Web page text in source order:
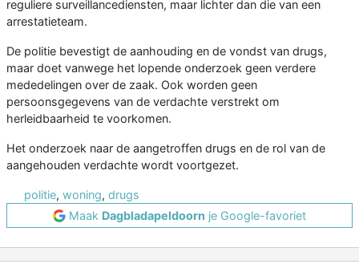
reguliere surveillancediensten, maar lichter dan die van een
arrestatieteam.
De politie bevestigt de aanhouding en de vondst van drugs,
maar doet vanwege het lopende onderzoek geen verdere
mededelingen over de zaak. Ook worden geen
persoonsgegevens van de verdachte verstrekt om
herleidbaarheid te voorkomen.
Het onderzoek naar de aangetroffen drugs en de rol van de
aangehouden verdachte wordt voortgezet.
politie, woning, drugs
Maak Dagbladapeldoorn je Google-favoriet